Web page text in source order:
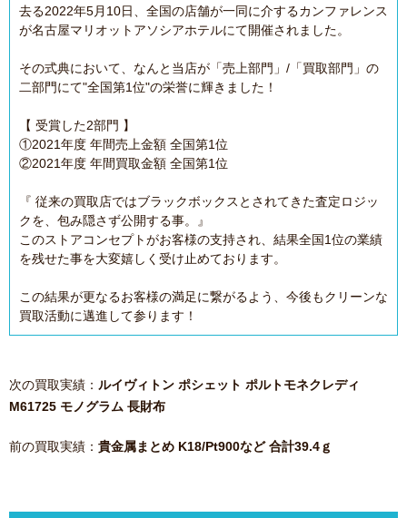
去る2022年5月10日、全国の店舗が一同に介するカンファレンス
が名古屋マリオットアソシアホテルにて開催されました。
その式典において、なんと当店が「売上部門」/「買取部門」の
二部門にて"全国第1位"の栄誉に輝きました！
【 受賞した2部門 】
①2021年度 年間売上金額 全国第1位
②2021年度 年間買取金額 全国第1位
『 従来の買取店ではブラックボックスとされてきた査定ロジッ
クを、包み隠さず公開する事。』
このストアコンセプトがお客様の支持され、結果全国1位の業績
を残せた事を大変嬉しく受け止めております。
この結果が更なるお客様の満足に繋がるよう、今後もクリーンな
買取活動に邁進して参ります！
次の買取実績： ルイヴィトン ポシェット ポルトモネクレディ
M61725 モノグラム 長財布
前の買取実績： 貴金属まとめ K18/Pt900など 合計39.4ｇ